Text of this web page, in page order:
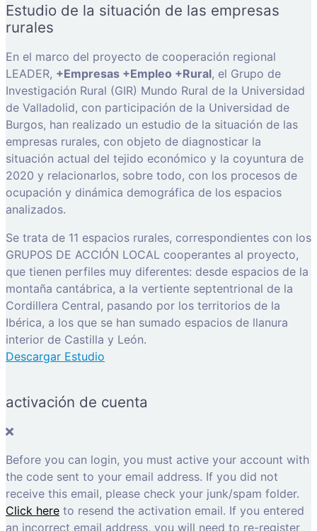
Estudio de la situación de las empresas
rurales
En el marco del proyecto de cooperación regional
LEADER, +Empresas +Empleo +Rural, el Grupo de
Investigación Rural (GIR) Mundo Rural de la Universidad
de Valladolid, con participación de la Universidad de
Burgos, han realizado un estudio de la situación de las
empresas rurales, con objeto de diagnosticar la
situación actual del tejido económico y la coyuntura de
2020 y relacionarlos, sobre todo, con los procesos de
ocupación y dinámica demográfica de los espacios
analizados.
Se trata de 11 espacios rurales, correspondientes con los
GRUPOS DE ACCIÓN LOCAL cooperantes al proyecto,
que tienen perfiles muy diferentes: desde espacios de la
montaña cantábrica, a la vertiente septentrional de la
Cordillera Central, pasando por los territorios de la
Ibérica, a los que se han sumado espacios de llanura
interior de Castilla y León.
Descargar Estudio
activación de cuenta
Before you can login, you must active your account with
the code sent to your email address. If you did not
receive this email, please check your junk/spam folder.
Click here to resend the activation email. If you entered
an incorrect email address, you will need to re-register